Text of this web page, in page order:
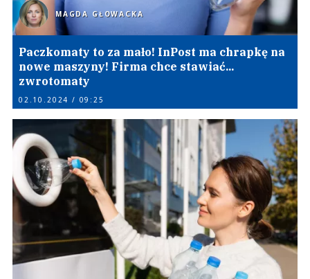
MAGDA GŁOWACKA
Paczkomaty to za mało! InPost ma chrapkę na
nowe maszyny! Firma chce stawiać...
zwrotomaty
02.10.2024 / 09:25